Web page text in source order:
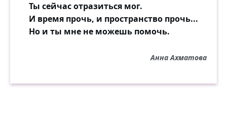
Ты сейчас отразиться мог.
И время прочь, и пространство прочь...
Но и ты мне не можешь помочь.
Анна Ахматова